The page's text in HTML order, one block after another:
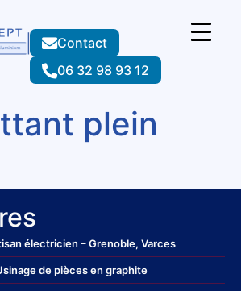
Contact
06 32 98 93 12
plein
électricien – Grenoble, Varces
de pièces en graphite